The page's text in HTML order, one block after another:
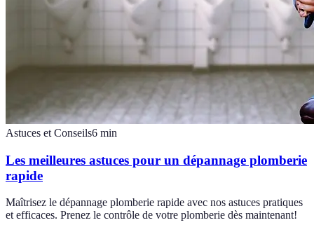
Astuces et Conseils6 min
Les meilleures astuces pour un dépannage plomberie
rapide
Maîtrisez le dépannage plomberie rapide avec nos astuces pratiques
et efficaces. Prenez le contrôle de votre plomberie dès maintenant!